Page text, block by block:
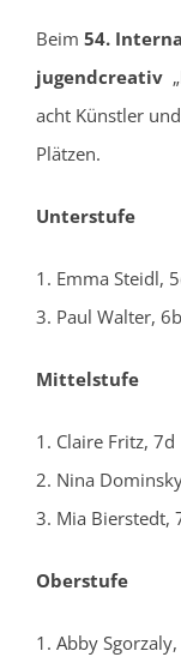
Beim 54.
jugendcreativ
acht Künstler
Plätzen.
Unterstufe
1. Emma Steidl,
3. Paul Walter, 6b
Mittelstufe
1. Claire Fritz, 7d
2. Nina
3. Mia Bierstedt,
Oberstufe
1. Abby